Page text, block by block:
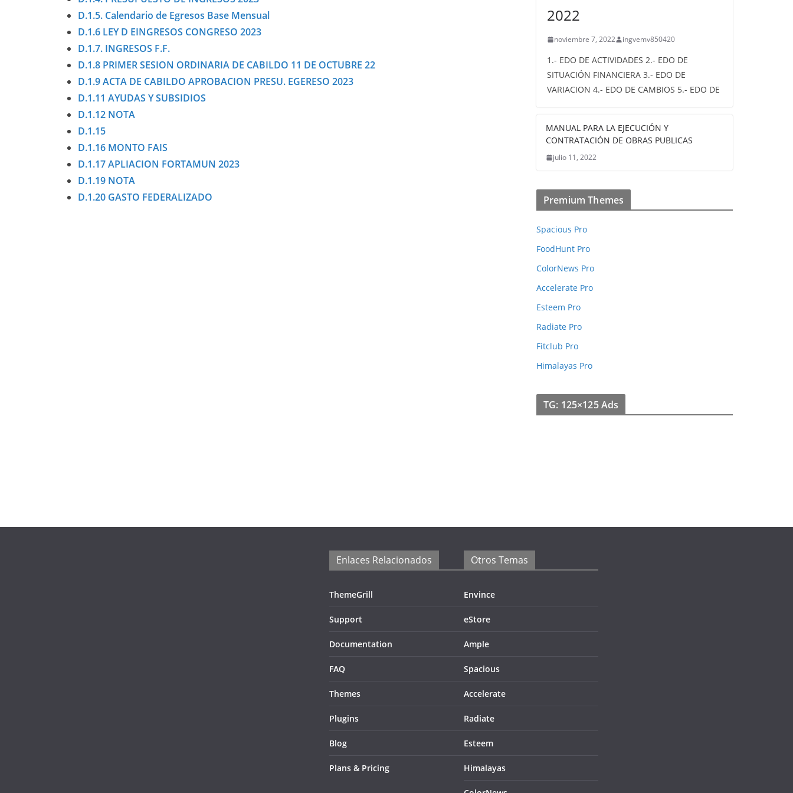
D.1.5. Calendario de Egresos Base Mensual
D.1.6 LEY D EINGRESOS CONGRESO 2023
D.1.7. INGRESOS F.F.
D.1.8 PRIMER SESION ORDINARIA DE CABILDO 11 DE OCTUBRE 22
D.1.9 ACTA DE CABILDO APROBACION PRESU. EGERESO 2023
D.1.11 AYUDAS Y SUBSIDIOS
D.1.12 NOTA
D.1.15
D.1.16 MONTO FAIS
D.1.17 APLIACION FORTAMUN 2023
D.1.19 NOTA
D.1.20 GASTO FEDERALIZADO
2022
noviembre 7, 2022 ingvemv850420
1.- EDO DE ACTIVIDADES 2.- EDO DE
SITUACIÓN FINANCIERA 3.- EDO DE
VARIACION 4.- EDO DE CAMBIOS 5.- EDO DE
MANUAL PARA LA EJECUCIÓN Y
CONTRATACIÓN DE OBRAS PUBLICAS
julio 11, 2022
Premium Themes
Spacious Pro
FoodHunt Pro
ColorNews Pro
Accelerate Pro
Esteem Pro
Radiate Pro
Fitclub Pro
Himalayas Pro
TG: 125×125 Ads
Enlaces Relacionados
ThemeGrill
Support
Documentation
FAQ
Themes
Plugins
Blog
Plans & Pricing
Otros Temas
Envince
eStore
Ample
Spacious
Accelerate
Radiate
Esteem
Himalayas